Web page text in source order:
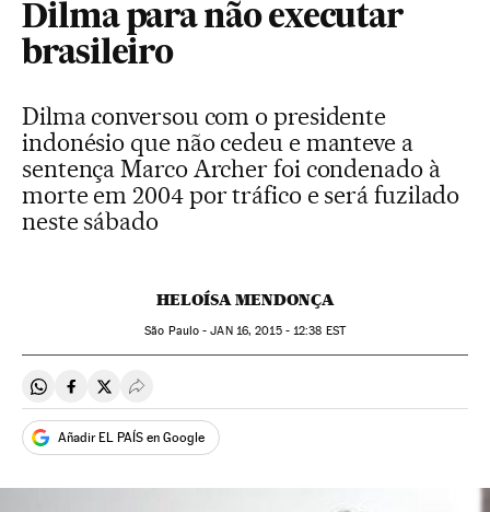
Dilma para não executar
brasileiro
Dilma conversou com o presidente
indonésio que não cedeu e manteve a
sentença Marco Archer foi condenado à
morte em 2004 por tráfico e será fuzilado
neste sábado
HELOÍSA MENDONÇA
São Paulo -JAN16, 2015 - 12:38 EST
Compartir en Whatsapp
Compartir en Facebook
Compartir en Twitter
Desplegar Redes Sociales
Añadir EL PAÍS en Google